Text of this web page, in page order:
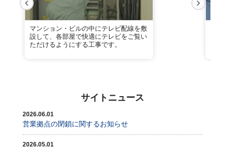
マンション・ビルの中にテレビ配線を敷
設して、各部屋で快適にテレビをご覧い
ただけるようにする工事です。
サイトニュース
2026.06.01
営業拠点の閉鎖に関するお知らせ
2026.05.01